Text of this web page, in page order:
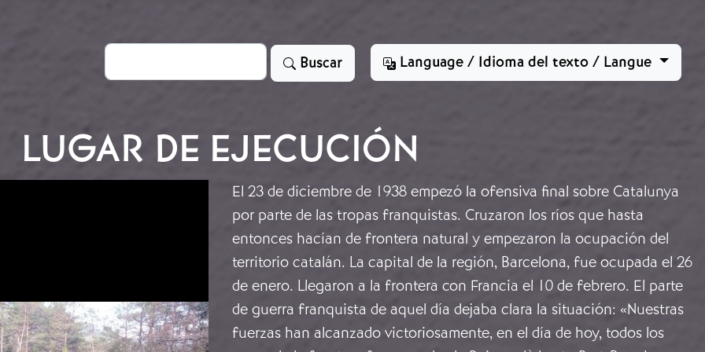
Search Buscar Language / Idioma del texto / Langue
LUGAR DE EJECUCIÓN
El 23 de diciembre de 1938 empezó la ofensiva final sobre Catalunya
por parte de las tropas franquistas. Cruzaron los ríos que hasta
entonces hacían de frontera natural y empezaron la ocupación del
territorio catalán. La capital de la región, Barcelona, fue ocupada el 26
de enero. Llegaron a la frontera con Francia el 10 de febrero. El parte
de guerra franquista de aquel día dejaba clara la situación: «Nuestras
fuerzas han alcanzado victoriosamente, en el día de hoy, todos los